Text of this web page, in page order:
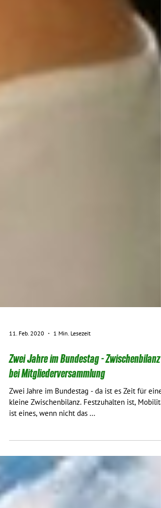
11. Feb. 2020 1 Min. Lesezeit
Zwei Jahre im Bundestag - Zwischenbilanz
kleine Zwischenbilanz. Festzuhalten ist, Mobilität
ist eines, wenn nicht das ...